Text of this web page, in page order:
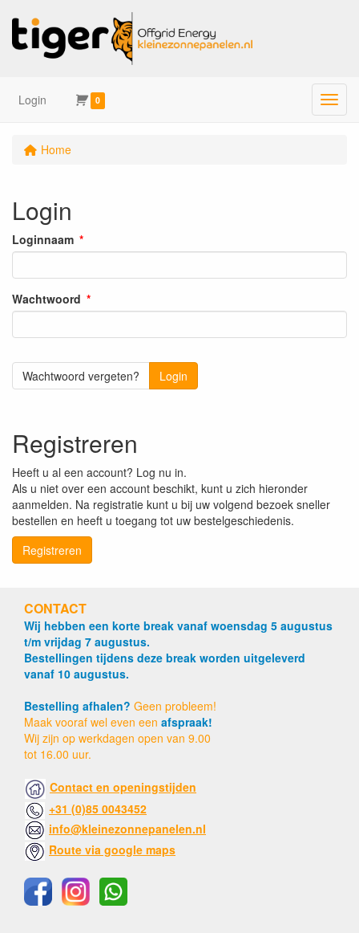
Login 0 Menu
Home
Login
Loginnaam
Wachtwoord
Wachtwoord vergeten? Login
Registreren
Heeft u al een account? Log nu in.
Als u niet over een account beschikt, kunt u zich hieronder
aanmelden. Na registratie kunt u bij uw volgend bezoek sneller
bestellen en heeft u toegang tot uw bestelgeschiedenis.
Registreren
CONTACT
Wij hebben een korte break vanaf woensdag 5 augustus
t/m vrijdag 7 augustus.
Bestellingen tijdens deze break worden uitgeleverd
vanaf 10 augustus.
Bestelling afhalen? Geen probleem!
Maak vooraf wel even een afspraak!
Wij zijn op werkdagen open van 9.00
tot 16.00 uur.
Contact en openingstijden
+31 (0)85 0043452
info@kleinezonnepanelen.nl
Route via google maps